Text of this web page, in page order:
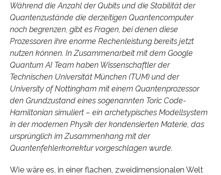
Während die Anzahl der Qubits und die Stabilität der
Quantenzustände die derzeitigen Quantencomputer
noch begrenzen, gibt es Fragen, bei denen diese
Prozessoren ihre enorme Rechenleistung bereits jetzt
nutzen können. In Zusammenarbeit mit dem Google
Quantum AI Team haben Wissenschaftler der
Technischen Universität München (TUM) und der
University of Nottingham mit einem Quantenprozessor
den Grundzustand eines sogenannten Toric Code-
Hamiltonian simuliert – ein archetypisches Modellsystem
in der modernen Physik der kondensierten Materie, das
ursprünglich im Zusammenhang mit der
Quantenfehlerkorrektur vorgeschlagen wurde.
Wie wäre es, in einer flachen, zweidimensionalen Welt